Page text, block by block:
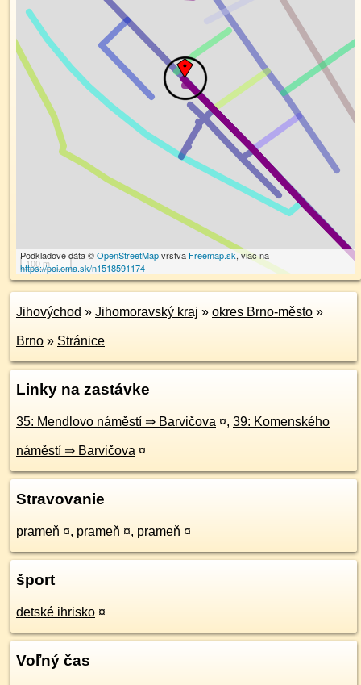
100 m
Podkladové dáta ©OpenStreetMapvrstva Freemap.sk, viac na
https://poi.oma.sk/n1518591174
Jihovýchod » Jihomoravský kraj » okres Brno-město »
Brno » Stránice
Linky na zastávke
35: Mendlovo náměstí ⇒ Barvičova ¤, 39: Komenského
náměstí ⇒ Barvičova ¤
Stravovanie
prameň ¤, prameň ¤, prameň ¤
šport
detské ihrisko ¤
Voľný čas